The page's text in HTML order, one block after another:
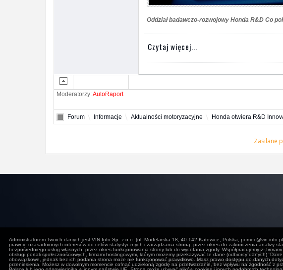
Administratorem Twoich danych jest VIN-Info Sp. z o.o. (ul. Modelarska 18, 40-142 Katowice, Polska, pomoc@vin-
prawnie uzasadnionych interesów do celów statystycznych i zarządzania stroną, przez okres do zakończenia analizy
bezpośredniego usług własnych, przez okres funkcjonowania strony lub do wycofania zgody. Współpracujemy z:
obsługi portali społecznościowych, firmami hostingowymi, którym możemy przekazywać te dane (odbiorcy danych).
obowiązkowe, jednak bez ich podania strona może nie funkcjonować prawidłowo. Masz prawo dostępu do danych
przeniesienia. Możesz w dowolnym momencie cofnąć udzieloną zgodę na przetwarzanie, bez wpływu na zgodność
Oddział badawczo-rozwojowy Honda R&D Co
Czytaj więcej...
Moderatorzy:AutoRaport
Forum Informacje Aktualności motoryzacyjne Honda otwiera R&D
Zasilane
© 2010-2019
Nasz serwis korzysta z plików cookies w celu